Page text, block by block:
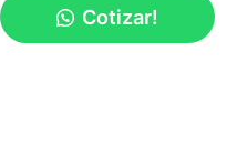
Cotizar!